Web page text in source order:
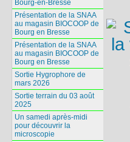
Bourg-en-Bresse
Présentation de la SNAA
au magasin BIOCOOP de
Bourg en Bresse
Présentation de la SNAA
au magasin BIOCOOP de
Bourg en Bresse
Sortie Hygrophore de
mars 2026
Sortie terrain du 03 août
2025
Un samedi après-midi
pour découvrir la
microscopie